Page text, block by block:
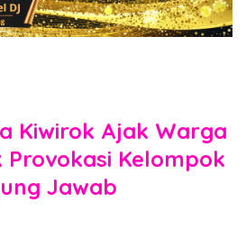
Kiwirok Ajak Warga
Provokasi Kelompok
Jawab